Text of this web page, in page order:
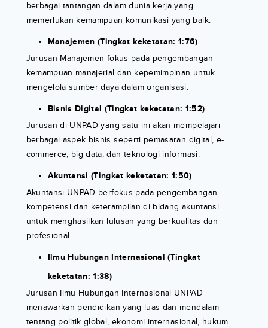
berbagai tantangan dalam dunia kerja yang
memerlukan kemampuan komunikasi yang baik.
Manajemen (Tingkat keketatan: 1:76)
Jurusan Manajemen fokus pada pengembangan
kemampuan manajerial dan kepemimpinan untuk
mengelola sumber daya dalam organisasi.
Bisnis Digital (Tingkat keketatan: 1:52)
Jurusan di UNPAD yang satu ini akan mempelajari
berbagai aspek bisnis seperti pemasaran digital, e-
commerce, big data, dan teknologi informasi.
Akuntansi (Tingkat keketatan: 1:50)
Akuntansi UNPAD berfokus pada pengembangan
kompetensi dan keterampilan di bidang akuntansi
untuk menghasilkan lulusan yang berkualitas dan
profesional.
Ilmu Hubungan Internasional (Tingkat
keketatan: 1:38)
Jurusan Ilmu Hubungan Internasional UNPAD
menawarkan pendidikan yang luas dan mendalam
tentang politik global, ekonomi internasional, hukum